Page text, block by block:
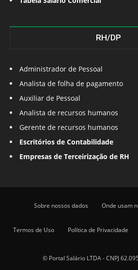
RH/DP
Administrador de Pessoal
Analista de folha de pagamento
Auxiliar de Pessoal
Analista de recursos humanos
Gerente de recursos humanos
Escritórios de Contabilidade
Empresas de Terceirização de RH
Sobre nossos dados Onde usam
Termos de Uso Política de Privacidade
© Portal Salário LTDA - CNPJ